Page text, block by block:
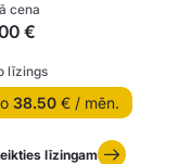
cena
€
līzings
38.50€ / mēn.
līzingam